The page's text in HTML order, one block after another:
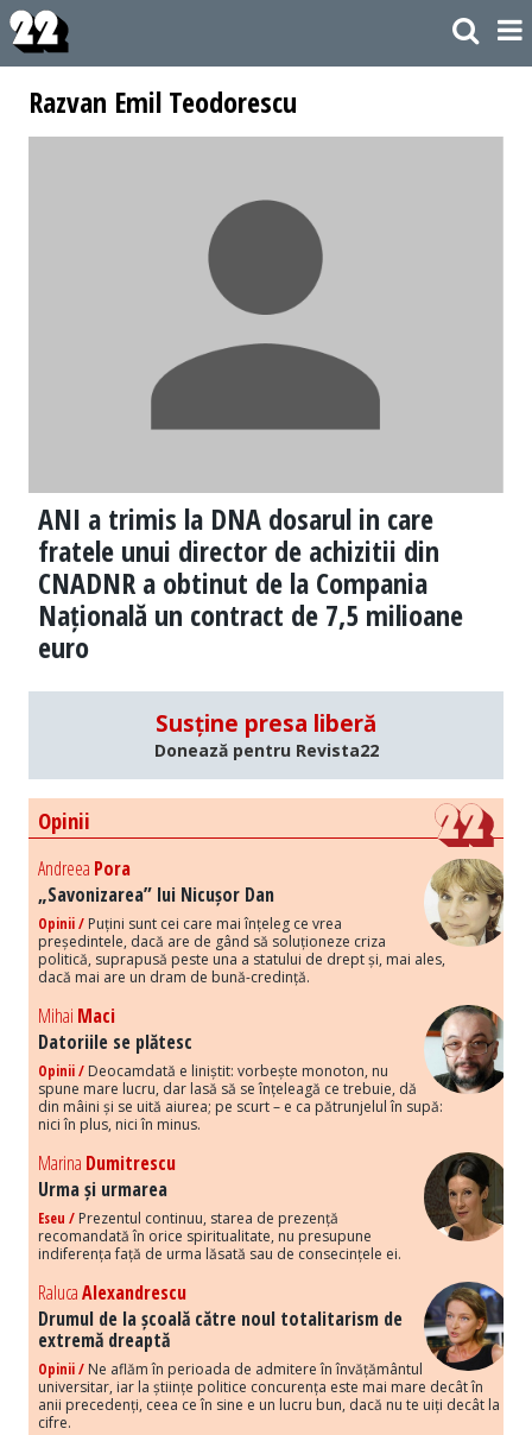
Razvan Emil Teodorescu
ANI a trimis la DNA dosarul in care
fratele unui director de achizitii din
CNADNR a obtinut de la Compania
Națională un contract de 7,5 milioane
euro
Susține presa liberă
Donează pentru Revista22
Opinii
Andreea Pora
„Savonizarea” lui Nicușor Dan
Opinii / Puțini sunt cei care mai înțeleg ce vrea
președintele, dacă are de gând să soluționeze criza
politică, suprapusă peste una a statului de drept și, mai ales,
dacă mai are un dram de bună-credință.
Mihai Maci
Datoriile se plătesc
Opinii / Deocamdată e liniștit: vorbește monoton, nu
spune mare lucru, dar lasă să se înțeleagă ce trebuie, dă
din mâini și se uită aiurea; pe scurt – e ca pătrunjelul în supă:
nici în plus, nici în minus.
Marina Dumitrescu
Urma și urmarea
Eseu / Prezentul continuu, starea de prezență
recomandată în orice spiritualitate, nu presupune
indiferența față de urma lăsată sau de consecințele ei.
RalucaAlexandrescu
Drumul de la școală către noul totalitarism de
extremă dreaptă
Opinii / Ne aflăm în perioada de admitere în învățământul
universitar, iar la științe politice concurența este mai mare decât în
anii precedenți, ceea ce în sine e un lucru bun, dacă nu te uiți decât la
cifre.